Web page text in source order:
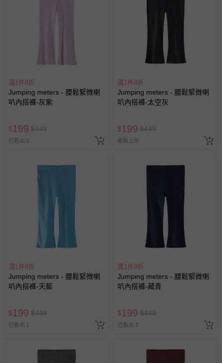
滿1件8折
Jumping meters - 腰鬆緊微喇
叭內搭褲-灰紫
$199 $449
已售出 6
滿1件8折
Jumping meters - 腰鬆緊微喇
叭內搭褲-太空灰
$199 $449
最新上架
滿1件8折
Jumping meters - 腰鬆緊微喇
叭內搭褲-天藍
$199 $449
已售出 1
滿1件8折
Jumping meters - 腰鬆緊微喇
叭內搭褲-藏青
$199 $449
已售出 2